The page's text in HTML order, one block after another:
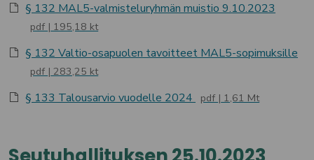
§ 132 MAL5-valmisteluryhmän muistio 9.10.2023
pdf 195,18 kt
§ 132 Valtio-osapuolen tavoitteet MAL5-sopimuksille
pdf 283,25 kt
§ 133 Talousarvio vuodelle 2024 pdf 1,61 Mt